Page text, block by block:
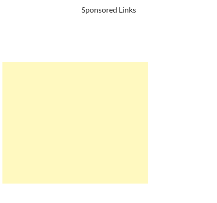
Sponsored Links